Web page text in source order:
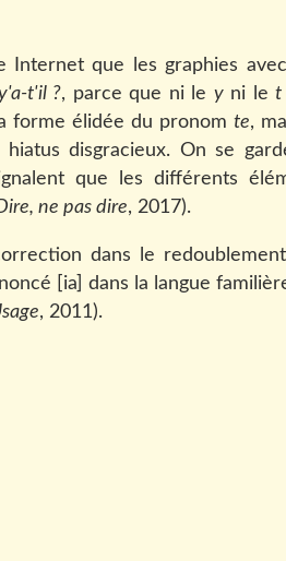
Internet que les graphies
t'il ?, parce que ni le yni let
forme élidée du pronomte,
disgracieux. On se
que les différents
ne pas dire, 2017).
dans le
[ia] dans la langue
, 2011).